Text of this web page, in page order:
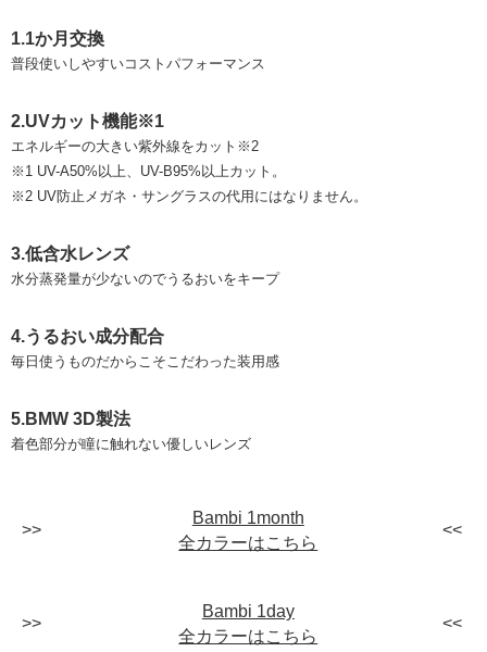
1.1か月交換
普段使いしやすいコストパフォーマンス
2.UVカット機能※1
エネルギーの大きい紫外線をカット※2
※1 UV-A50%以上、UV-B95%以上カット。
※2 UV防止メガネ・サングラスの代用にはなりません。
3.低含水レンズ
水分蒸発量が少ないのでうるおいをキープ
4.うるおい成分配合
毎日使うものだからこそこだわった装用感
5.BMW 3D製法
着色部分が瞳に触れない優しいレンズ
Bambi 1month
全カラーはこちら
Bambi 1day
全カラーはこちら